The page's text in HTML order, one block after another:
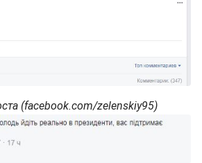
(facebook.com/zelenskiy95)